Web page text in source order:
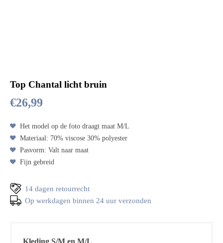
Top Chantal licht bruin
€26,99
Het model op de foto draagt maat M/L
Materiaal: 70% viscose 30% polyester
Pasvorm: Valt naar maat
Fijn gebreid
14 dagen retourrecht
Op werkdagen binnen 24 uur verzonden
Kleding S/M en M/L